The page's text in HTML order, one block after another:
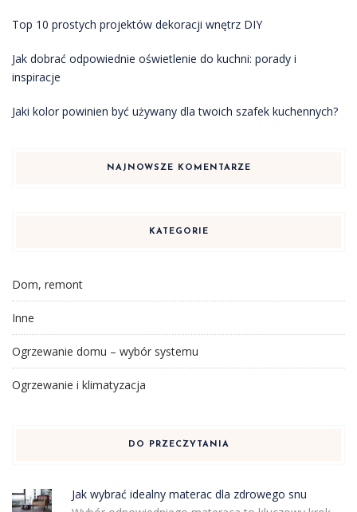
Top 10 prostych projektów dekoracji wnętrz DIY
Jak dobrać odpowiednie oświetlenie do kuchni: porady i
inspiracje
Jaki kolor powinien być używany dla twoich szafek kuchennych?
NAJNOWSZE KOMENTARZE
KATEGORIE
Dom, remont
Inne
Ogrzewanie domu – wybór systemu
Ogrzewanie i klimatyzacja
DO PRZECZYTANIA
Jak wybrać idealny materac dla zdrowego snu